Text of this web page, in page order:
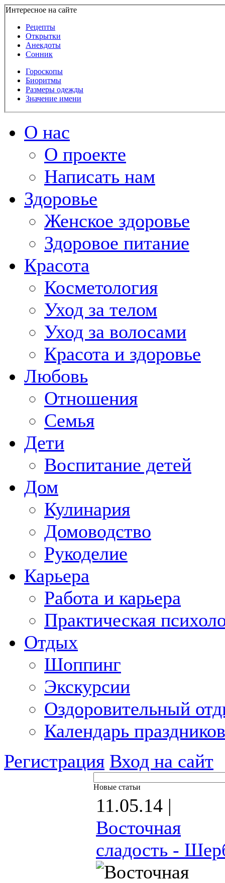
Интересное на сайте
Рецепты
Открытки
Анекдоты
Сонник
Гороскопы
Биоритмы
Размеры одежды
Значение имени
О нас
О проекте
Написать нам
Здоровье
Женское здоровье
Здоровое питание
Красота
Косметология
Уход за телом
Уход за волосами
Красота и здоровье
Любовь
Отношения
Семья
Дети
Воспитание детей
Дом
Кулинария
Домоводство
Рукоделие
Карьера
Работа и карьера
Практическая
Отдых
Шоппинг
Экскурсии
Оздоровительный
Календарь праздников
Регистрация Вход на сайт
Новые статьи
11.05.14 |
Восточная
сладость -